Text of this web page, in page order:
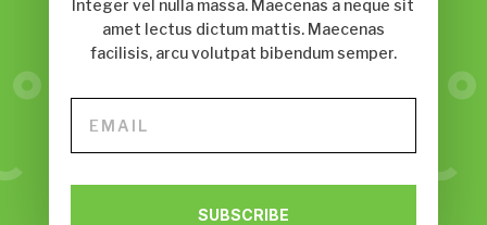
Integer vel nulla massa. Maecenas a neque sit
amet lectus dictum mattis. Maecenas
facilisis, arcu volutpat bibendum semper.
SUBSCRIBE